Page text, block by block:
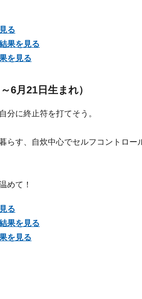
る
果を見る
を見る
6月21日生まれ）
分に終止符を打てそう。
らす、自炊中心でセルフコントロー
めて！
る
果を見る
を見る